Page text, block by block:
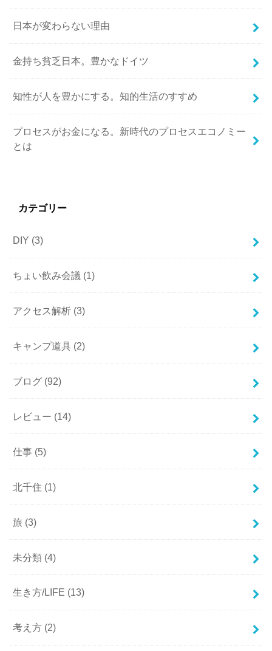
日本が変わらない理由
金持ち貧乏日本。豊かなドイツ
知性が人を豊かにする。知的生活のすすめ
プロセスがお金になる。新時代のプロセスエコノミー
とは
カテゴリー
DIY (3)
ちょい飲み会議 (1)
アクセス解析 (3)
キャンプ道具 (2)
ブログ (92)
レビュー (14)
仕事 (5)
北千住 (1)
旅 (3)
未分類 (4)
生き方/LIFE (13)
考え方 (2)